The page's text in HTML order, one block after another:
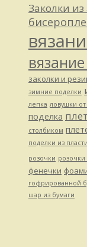
Заколки
заколки и
зимние поделки
лепка ловушки
поделка
столбиком
поделки из
розочки розочки
фенечки
гофрированной
шар из бумаги